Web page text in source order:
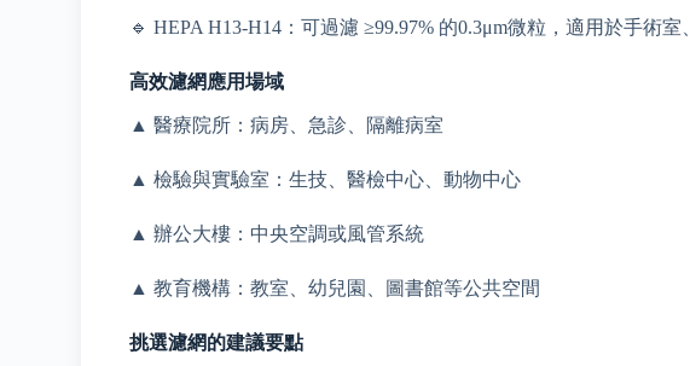
🔹 HEPA H13-H14：可過濾 ≥99.97% 的0.3μm微粒，適用於手術
高效濾網應用場域
▲ 醫療院所：病房、急診、隔離病室
▲ 檢驗與實驗室：生技、醫檢中心、動物中心
▲ 辦公大樓：中央空調或風管系統
▲ 教育機構：教室、幼兒園、圖書館等公共空間
挑選濾網的建議要點